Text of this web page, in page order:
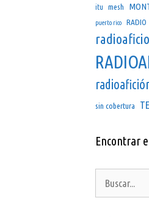
itu mesh
puerto rico RADIO
sin cobertura
Encontrar